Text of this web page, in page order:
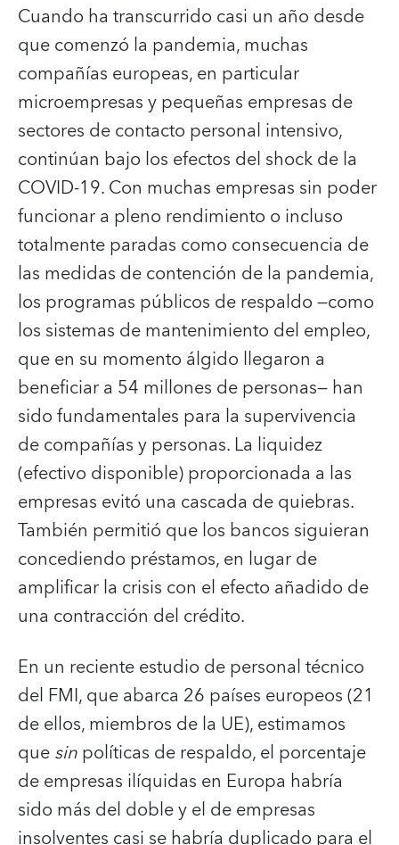
Cuando ha transcurrido casi un año desde
que comenzó la pandemia, muchas
compañías europeas, en particular
microempresas y pequeñas empresas de
sectores de contacto personal intensivo,
continúan bajo los efectos del shock de la
COVID-19. Con muchas empresas sin poder
funcionar a pleno rendimiento o incluso
totalmente paradas como consecuencia de
las medidas de contención de la pandemia,
los programas públicos de respaldo —como
los sistemas de mantenimiento del empleo,
que en su momento álgido llegaron a
beneficiar a 54 millones de personas— han
sido fundamentales para la supervivencia
de compañías y personas. La liquidez
(efectivo disponible) proporcionada a las
empresas evitó una cascada de quiebras.
También permitió que los bancos siguieran
concediendo préstamos, en lugar de
amplificar la crisis con el efecto añadido de
una contracción del crédito.
En un reciente estudio de personal técnico
del FMI, que abarca 26 países europeos (21
de ellos, miembros de la UE), estimamos
quesinpolíticas de respaldo, el porcentaje
de empresas ilíquidas en Europa habría
sido más del doble y el de empresas
insolventes casi se habría duplicado para el